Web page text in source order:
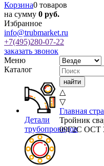
Корзина0 товаров
на сумму 0 руб.
Избранное
info@trubmarket.ru
+7(495)280-07-22
заказать звонок
Меню
Каталог
Детали
трубопроводов
△
▽
Главная
Тройник
09Г2С ОСТ